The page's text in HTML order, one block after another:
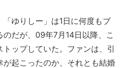
ゆりしー」は1日に何度もブ
のだが、09年7月14日以降、こ
ップしていた。ファンは、引
起こったのか、それとも結婚